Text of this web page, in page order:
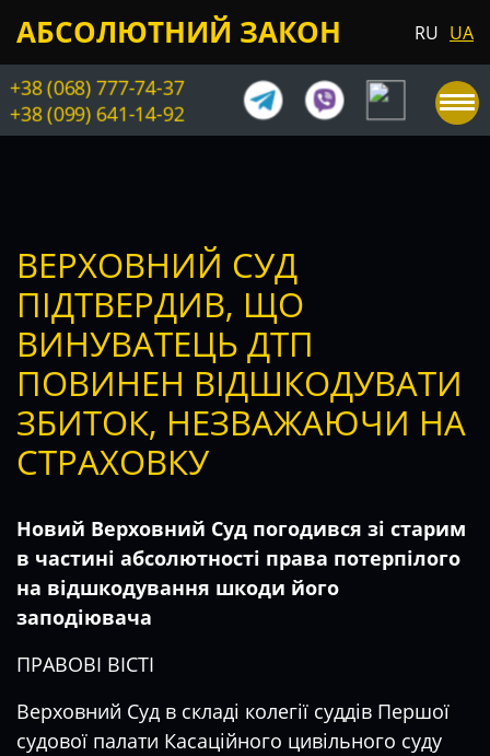
АБСОЛЮТНИЙ ЗАКОН RU UA
+38 (068) 777-74-37
+38 (099) 641-14-92
ВЕРХОВНИЙ СУД
ПІДТВЕРДИВ, ЩО
ВИНУВАТЕЦЬ ДТП
ПОВИНЕН ВІДШКОДУВАТИ
ЗБИТОК, НЕЗВАЖАЮЧИ НА
СТРАХОВКУ
Новий Верховний Суд погодився зі старим
в частині абсолютності права потерпілого
на відшкодування шкоди його
заподіювача
ПРАВОВІ ВІСТІ
Верховний Суд в складі колегії суддів Першої
судової палати Касаційного цивільного суду